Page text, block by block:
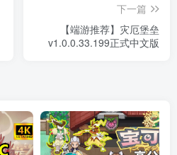
下一篇
【端游推荐】灾厄堡垒
v1.0.0.33.199正式中文版